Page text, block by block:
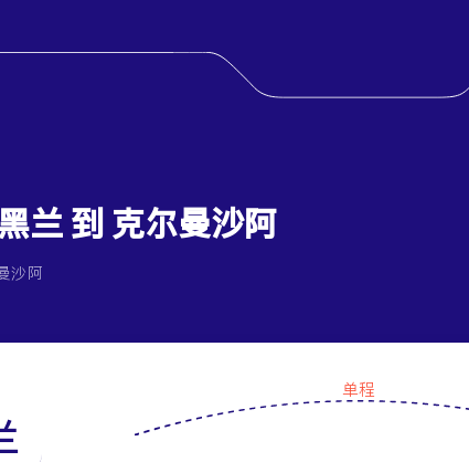
兰 到 克尔曼沙阿
沙阿
单程